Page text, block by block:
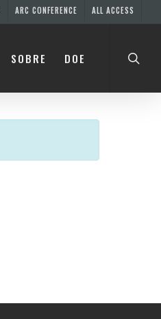
ARC CONFERENCE ALL ACCESS
SOBRE DOE